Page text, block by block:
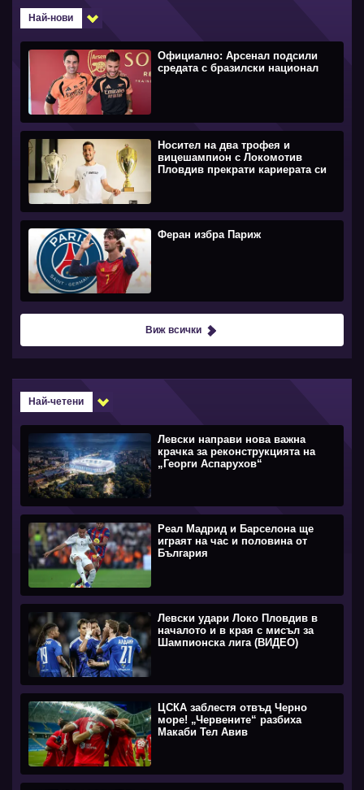
Най-нови
Официално: Арсенал подсили
средата с бразилски национал
Носител на два трофея и
вицешампион с Локомотив
Пловдив прекрати кариерата си
Феран избра Париж
Виж всички
Най-четени
Левски направи нова важна
крачка за реконструкцията на
„Георги Аспарухов“
Реал Мадрид и Барселона ще
играят на час и половина от
България
Левски удари Локо Пловдив в
началото и в края с мисъл за
Шампионска лига (ВИДЕО)
ЦСКА заблестя отвъд Черно
море! „Червените“ разбиха
Макаби Тел Авив